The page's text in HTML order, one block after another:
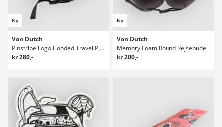
Ny
Von Dutch
Pinstripe Logo Hooded Travel Pillow
kr 280,-
Ny
Von Dutch
Memory Foam Round Rejsepude
kr 200,-